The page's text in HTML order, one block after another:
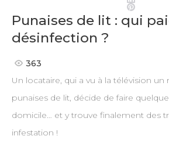
Pinterest
Punaises de lit : qui
désinfection ?
363
Un locataire, qui a vu à la télévision
punaises de lit, décide de faire
domicile… et y trouve finalement des
infestation !